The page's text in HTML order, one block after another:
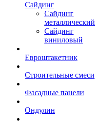
Сайдинг
Сайдинг
металлический
Сайдинг
виниловый
Евроштакетник
Строительные смеси
Фасадные панели
Ондулин